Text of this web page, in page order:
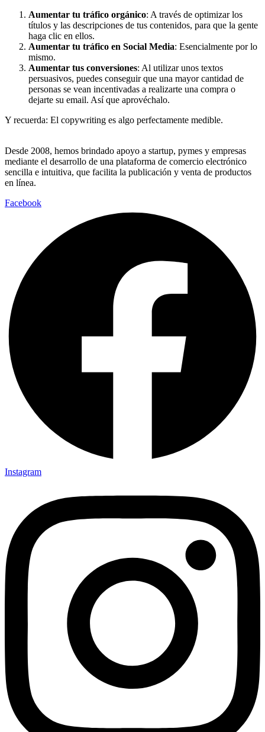
Aumentar tu tráfico orgánico: A través de optimizar los
títulos y las descripciones de tus contenidos, para que la gente
haga clic en ellos.
Aumentar tu tráfico en Social Media: Esencialmente por lo
mismo.
Aumentar tus conversiones: Al utilizar unos textos
persuasivos, puedes conseguir que una mayor cantidad de
personas se vean incentivadas a realizarte una compra o
dejarte su email. Así que aprovéchalo.
Y recuerda: El copywriting es algo perfectamente medible.
Desde 2008, hemos brindado apoyo a startup, pymes y empresas
mediante el desarrollo de una plataforma de comercio electrónico
sencilla e intuitiva, que facilita la publicación y venta de productos
en línea.
Facebook
Instagram